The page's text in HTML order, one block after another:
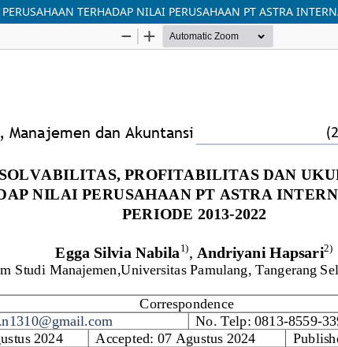
TERHADAP NILAI PERUSAHAAN PT ASTRA